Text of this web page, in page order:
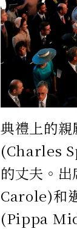
典禮上的
(Charles
的丈夫。
Carole)和
(Pippa